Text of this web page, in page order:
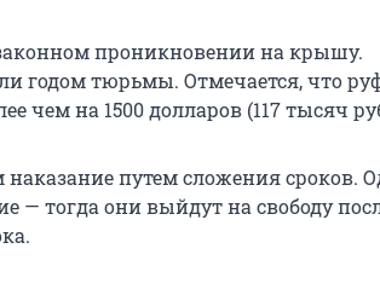
проникновении на крышу.
годом тюрьмы. Отмечается, что
чем на 1500 долларов (117 тысяч
путем сложения сроков.
— тогда они выйдут на свободу